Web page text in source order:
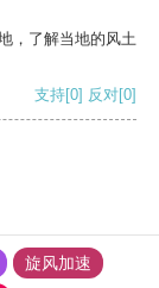
，了解当地的风土
支持[0] 反对[0]
旋风加速